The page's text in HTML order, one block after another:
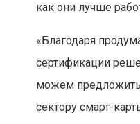
как они лучше
«Благодаря
сертификации
можем
сектору смарт-